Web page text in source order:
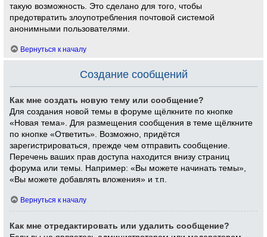
такую возможность. Это сделано для того, чтобы
предотвратить злоупотребления почтовой системой
анонимными пользователями.
Вернуться к началу
Создание сообщений
Как мне создать новую тему или сообщение?
Для создания новой темы в форуме щёлкните по кнопке
«Новая тема». Для размещения сообщения в теме щёлкните
по кнопке «Ответить». Возможно, придётся
зарегистрироваться, прежде чем отправить сообщение.
Перечень ваших прав доступа находится внизу страниц
форума или темы. Например: «Вы можете начинать темы»,
«Вы можете добавлять вложения» и т.п.
Вернуться к началу
Как мне отредактировать или удалить сообщение?